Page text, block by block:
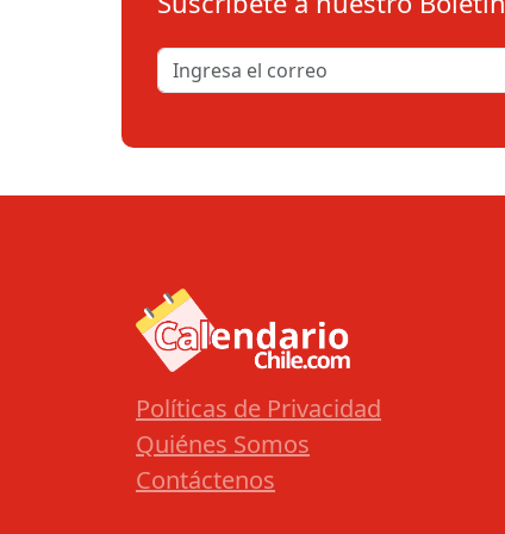
Políticas de Privacidad
Quiénes Somos
Contáctenos